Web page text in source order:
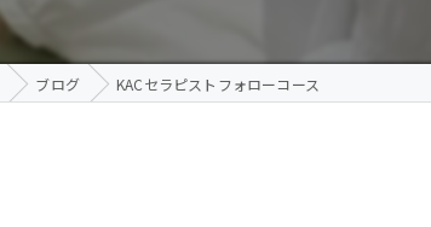
ブログ KACセラピストフォローコース